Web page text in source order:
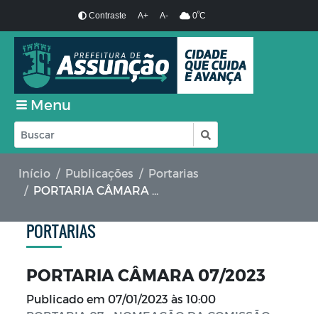
Contraste A+ A- 0ºC
Menu
Início Publicações
Portarias
PORTARIA CÂMARA 07/2023
PORTARIAS
PORTARIA CÂMARA 07/2023
Publicado em 07/01/2023 às 10:00